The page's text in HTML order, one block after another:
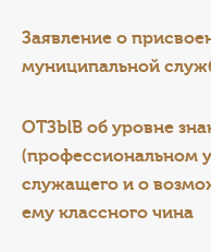
Заявление о
муниципальной
ОТЗЫВ об уровне
(профессиональном
служащего и о
ему классного чина